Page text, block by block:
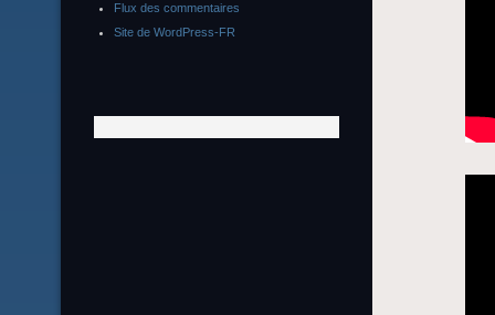
Flux des commentaires
Site de WordPress-FR